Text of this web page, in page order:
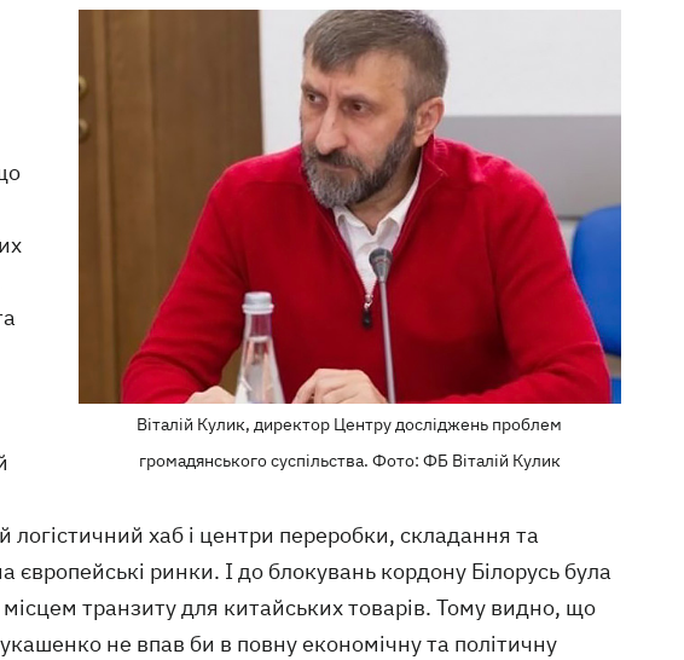
Віталій Кулик, директор Центру досліджень проблем
громадянського суспільства. Фото: ФБ Віталій Кулик
хаб і центри переробки, складання та
європейські ринки. І до блокувань кордону Білорусь була
транзиту для китайських товарів. Тому видно, що
не впав би в повну економічну та політичну